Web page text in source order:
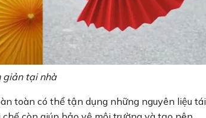
giản tại nhà
toàn có thể tận dụng những nguyên liệu tái